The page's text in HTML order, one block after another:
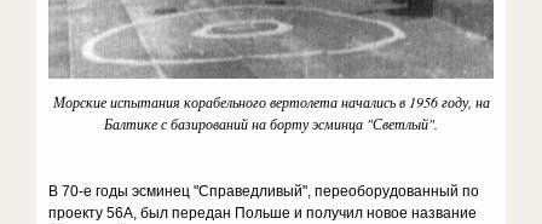
Морские испытания корабельного вертолета начались в 1956 году, на
Балтике с базирований на борту эсминца "Светлый".
В 70-е годы эсминец "Справедливый", переоборудованный по
проекту 56А, был передан Польше и получил новое название